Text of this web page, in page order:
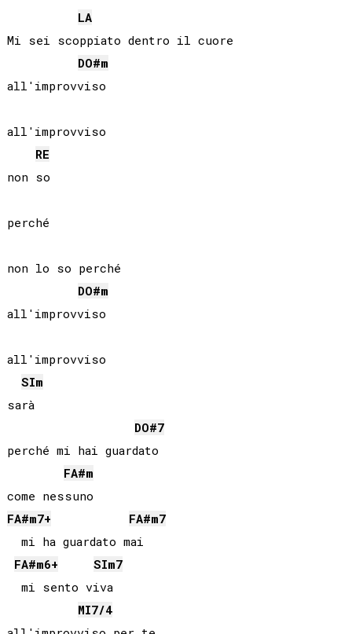
LA
Mi sei scoppiato dentro il cuore
DO#m
all'improvviso
all'improvviso
RE
non so
perché
non lo so perché
DO#m
all'improvviso
all'improvviso
SIm
sarà
DO#7
perché mi hai guardato
FA#m
FA#m7+ FA#m7
  mi ha guardato mai
FA#m6+ SIm7
  mi sento viva
MI7/4